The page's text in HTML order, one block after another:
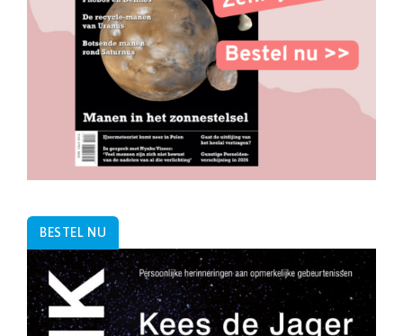
BESTEL NU